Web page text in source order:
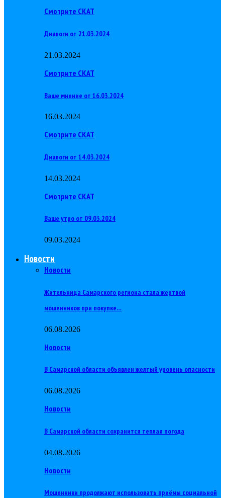
Смотрите СКАТ
Диалоги от 21.03.2024
21.03.2024
Смотрите СКАТ
Ваше мнение от 16.03.2024
16.03.2024
Смотрите СКАТ
Диалоги от 14.03.2024
14.03.2024
Смотрите СКАТ
Ваше утро от 09.03.2024
09.03.2024
Новости
Новости
Жительница Самарского региона стала жертвой
мошенников при покупке…
06.08.2026
Новости
В Самарской области объявлен желтый уровень опасности
06.08.2026
Новости
В Самарской области сохранится теплая погода
04.08.2026
Новости
Мошенники продолжают использовать приёмы социальной